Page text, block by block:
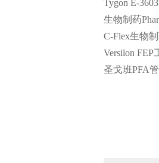
Tygon E-3603
生物制药
C-Flex生物
Versilon FEP
圣戈班PFA